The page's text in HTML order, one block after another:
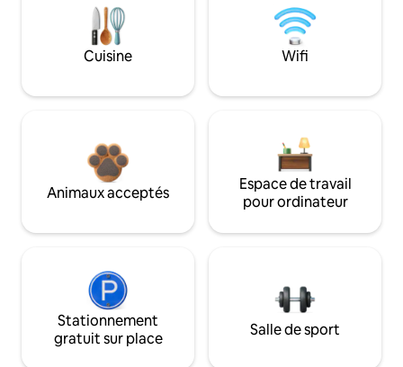
Cuisine Wifi
Animaux acceptés
Espace de travail
pour ordinateur
Stationnement
gratuit sur place
Salle de sport